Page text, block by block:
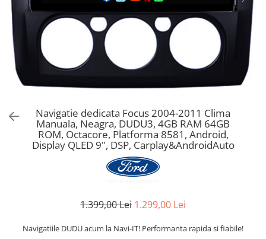
Navigatie dedicata Focus 2004-2011 Clima
Manuala, Neagra, DUDU3, 4GB RAM 64GB
ROM, Octacore, Platforma 8581, Android,
Display QLED 9", DSP, Carplay&AndroidAuto
1.399,00 Lei 1.299,00 Lei
Navigatiile DUDU acum la Navi-IT! Performanta rapida si fiabile!